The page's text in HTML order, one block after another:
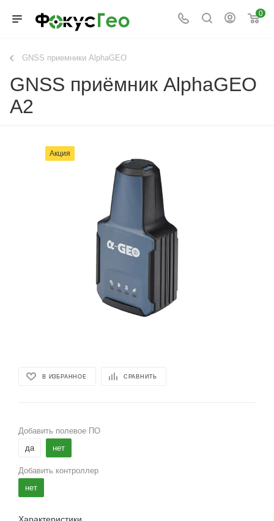
0
GNSS приемники AlphaGEO
GNSS приёмник AlphaGEO
A2
Акция
В ИЗБРАННОЕ СРАВНИТЬ
Добавить полевое ПО
да
нет
Добавить контроллер
нет